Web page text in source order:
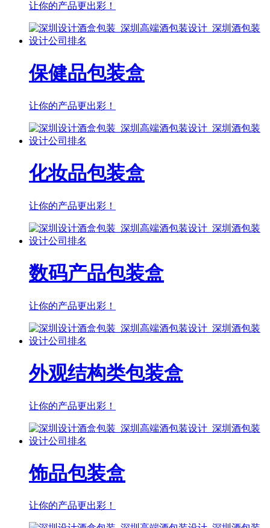
让你的产品更出彩！
保健品包装盒
让你的产品更出彩！
化妆品包装盒
让你的产品更出彩！
数码产品包装盒
让你的产品更出彩！
外观结构类包装盒
让你的产品更出彩！
饰品包装盒
让你的产品更出彩！